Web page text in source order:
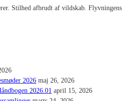
Stilhed afbrudt af vildskab. Flyvningens
2026 maj 26, 2026
2026.01 april 15, 2026